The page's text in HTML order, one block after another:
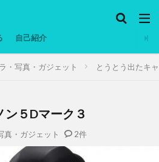
自己紹介
・写真・ガジェット とうとう出たキ
ン５Dマーク３
真・ガジェット 2件
温調理・スロークッカー